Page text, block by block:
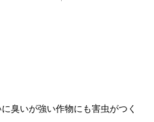
臭いが強い作物にも害虫がつく